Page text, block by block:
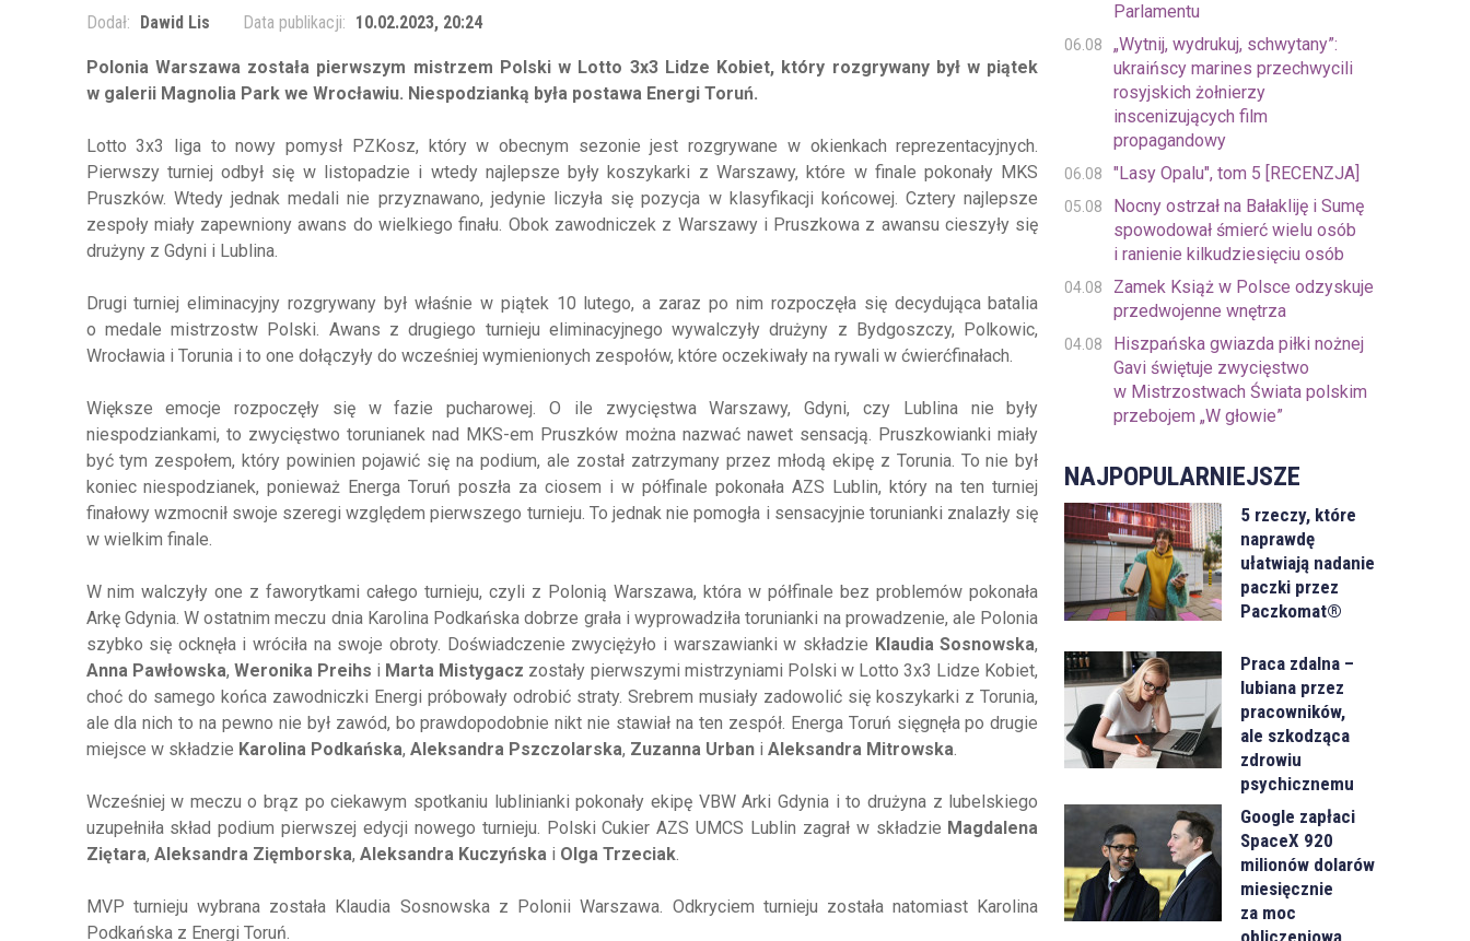
Dodał: Dawid Lis Data publikacji: 10.02.2023, 20:24
Polonia Warszawa została pierwszym mistrzem Polski w Lotto 3x3 Lidze Kobiet, który rozgrywany był w piątek
w galerii Magnolia Park we Wrocławiu. Niespodzianką była postawa Energi Toruń.
Lotto 3x3 liga to nowy pomysł PZKosz, który w obecnym sezonie jest rozgrywane w okienkach reprezentacyjnych.
Pierwszy turniej odbył się w listopadzie i wtedy najlepsze były koszykarki z Warszawy, które w finale pokonały MKS
Pruszków. Wtedy jednak medali nie przyznawano, jedynie liczyła się pozycja w klasyfikacji końcowej. Cztery najlepsze
zespoły miały zapewniony awans do wielkiego finału. Obok zawodniczek z Warszawy i Pruszkowa z awansu cieszyły się
drużyny z Gdyni i Lublina.
Drugi turniej eliminacyjny rozgrywany był właśnie w piątek 10 lutego, a zaraz po nim rozpoczęła się decydująca batalia
o medale mistrzostw Polski. Awans z drugiego turnieju eliminacyjnego wywalczyły drużyny z Bydgoszczy, Polkowic,
Wrocławia i Torunia i to one dołączyły do wcześniej wymienionych zespołów, które oczekiwały na rywali w ćwierćfinałach.
Większe emocje rozpoczęły się w fazie pucharowej. O ile zwycięstwa Warszawy, Gdyni, czy Lublina nie były
niespodziankami, to zwycięstwo torunianek nad MKS-em Pruszków można nazwać nawet sensacją. Pruszkowianki miały
być tym zespołem, który powinien pojawić się na podium, ale został zatrzymany przez młodą ekipę z Torunia. To nie był
koniec niespodzianek, ponieważ Energa Toruń poszła za ciosem i w półfinale pokonała AZS Lublin, który na ten turniej
finałowy wzmocnił swoje szeregi względem pierwszego turnieju. To jednak nie pomogła i sensacyjnie torunianki znalazły się
w wielkim finale.
W nim walczyły one z faworytkami całego turnieju, czyli z Polonią Warszawa, która w półfinale bez problemów pokonała
Arkę Gdynia. W ostatnim meczu dnia Karolina Podkańska dobrze grała i wyprowadziła torunianki na prowadzenie, ale Polonia
szybko się ocknęła i wróciła na swoje obroty. Doświadczenie zwyciężyło i warszawianki w składzie Klaudia Sosnowska,
Anna Pawłowska, Weronika Preihs i Marta Mistygacz zostały pierwszymi mistrzyniami Polski w Lotto 3x3 Lidze Kobiet,
choć do samego końca zawodniczki Energi próbowały odrobić straty. Srebrem musiały zadowolić się koszykarki z Torunia,
ale dla nich to na pewno nie był zawód, bo prawdopodobnie nikt nie stawiał na ten zespół. Energa Toruń sięgnęła po drugie
miejsce w składzie Karolina Podkańska, Aleksandra Pszczolarska, Zuzanna Urbani Aleksandra Mitrowska.
Wcześniej w meczu o brąz po ciekawym spotkaniu lublinianki pokonały ekipę VBW Arki Gdynia i to drużyna z lubelskiego
uzupełniła skład podium pierwszej edycji nowego turnieju. Polski Cukier AZS UMCS Lublin zagrał w składzie Magdalena
Ziętara, Aleksandra Zięmborska, Aleksandra Kuczyńskai Olga Trzeciak.
MVP turnieju wybrana została Klaudia Sosnowska z Polonii Warszawa. Odkryciem turnieju została natomiast Karolina
Podkańska z Energi Toruń.
Parlamentu
06.08
„Wytnij, wydrukuj, schwytany”:
ukraińscy marines przechwycili
rosyjskich żołnierzy
inscenizujących film
propagandowy
06.08 "Lasy Opalu", tom 5 [RECENZJA]
05.08
Nocny ostrzał na Bałakliję i Sumę
spowodował śmierć wielu osób
i ranienie kilkudziesięciu osób
04.08
Zamek Książ w Polsce odzyskuje
przedwojenne wnętrza
04.08
Hiszpańska gwiazda piłki nożnej
Gavi świętuje zwycięstwo
w Mistrzostwach Świata polskim
przebojem „W głowie”
NAJPOPULARNIEJSZE
5 rzeczy, które
naprawdę
ułatwiają nadanie
paczki przez
Paczkomat®
Praca zdalna –
lubiana przez
pracowników,
ale szkodząca
zdrowiu
psychicznemu
Google zapłaci
SpaceX 920
milionów dolarów
miesięcznie
za moc
obliczeniową